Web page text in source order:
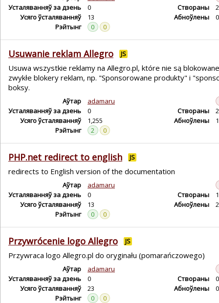
Усталяванняў за дзень
0
Усяго ўсталяванняў
13
Рэйтынг
0 0
Створаны
Абноўлены
Usuwanie reklam Allegro JS
Usuwa wszystkie reklamy na Allegro.pl, które nie są
zwykłe blokery reklam, np. "Sponsorowane produkty" i
boksy.
Аўтар
adamaru
Усталяванняў за дзень
0
Усяго ўсталяванняў
1,255
Рэйтынг
2 0
Створаны
Абноўлены
PHP.net redirect to english JS
redirects to English version of the documentation
Аўтар
adamaru
Усталяванняў за дзень
0
Усяго ўсталяванняў
13
Рэйтынг
0 0
Створаны
Абноўлены
Przywrócenie logo Allegro JS
Przywraca logo Allegro.pl do oryginału (pomarańczowego)
Аўтар
adamaru
Усталяванняў за дзень
0
Усяго ўсталяванняў
23
Рэйтынг
0 0
Створаны
Абноўлены